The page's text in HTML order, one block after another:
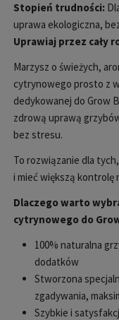
Stopień trudności:
uprawa ekologiczna,
Uprawiaj przez cały
Marzysz o świeżych,
cytrynowego prosto z
dedykowanej do Grow
zdrową uprawą
bez stresu.
To rozwiązanie dla
i mieć większą kontrolę
Dlaczego warto
cytrynowego do
100% naturalna
dodatków
Stworzona
zgadywania,
Szybkie i